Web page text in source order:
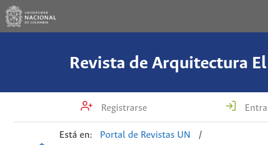
Revista de Arquitectura
Registrarse
Está en: Portal de Revistas UN
/